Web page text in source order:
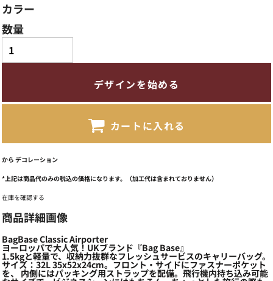
カラー
数量
デザインを始める
カートに入れる
から デコレーション
*上記は商品代のみの税込の価格になります。（加工代は含まれておりません）
在庫を確認する
商品詳細画像
BagBase Classic Airporter
ヨーロッパで大人気！UKブランド『Bag Base』
1.5kgと軽量で、収納力抜群なフレッシュサービスのキャリーバッグ。
サイズ：32L 35x52x24cm。フロント・サイドにファスナーポケット
を、 内側にはパッキング用ストラップを配備。飛行機内持ち込み可能